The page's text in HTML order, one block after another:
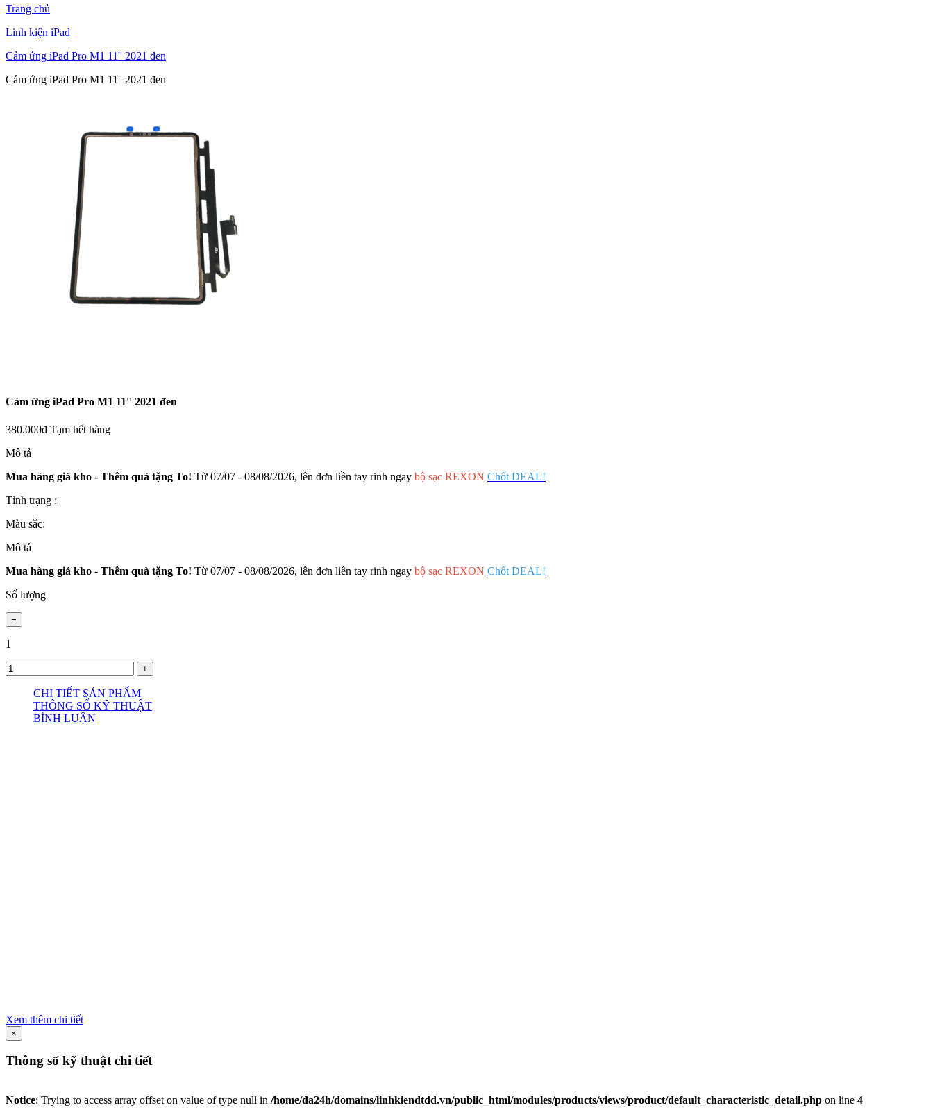
Trang chủ
Linh kiện iPad
Cảm ứng iPad Pro M1 11'' 2021 đen
Cảm ứng iPad Pro M1 11'' 2021 đen
Cảm ứng iPad Pro M1 11'' 2021 đen
380.000đ Tạm hết hàng
Mô tả
Mua hàng giá kho - Thêm quà tặng To! Từ 07/07 - 08/08/2026, lên đơn liền tay rinh ngay bộ sạc REXON Chốt DEAL!
Tình trạng :
Màu sắc:
Mô tả
Mua hàng giá kho - Thêm quà tặng To! Từ 07/07 - 08/08/2026, lên đơn liền tay rinh ngay bộ sạc REXON Chốt DEAL!
Số lượng
1
CHI TIẾT SẢN PHẨM
THÔNG SỐ KỸ THUẬT
BÌNH LUẬN
Xem thêm chi tiết
×
Thông số kỹ thuật chi tiết
Notice: Trying to access array offset on value of type null in /home/da24h/domains/linhkiendtdd.vn/public_html/modules/products/views/product/default_characteristic_detail.php on line 4